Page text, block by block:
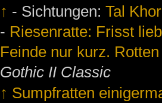
↑ - Sichtungen:Tal
- Riesenratte: Frisst
Feinde nur kurz.
Gothic II Classic
↑ Sumpfratten